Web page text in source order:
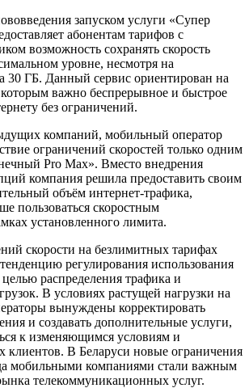
запуском услуги «Супер
абонентам тарифов с
возможность сохранять скорость
уровне, несмотря на
30 ГБ. Данный сервис ориентирован на
которым важно беспрерывное и быстрое
без ограничений.
компаний, мобильный оператор
ограничений скоростей только одним
Pro Max». Вместо внедрения
компания решила предоставить своим
объём интернет-трафика,
пользоваться скоростным
установленного лимита.
скорости на безлимитных тарифах
регулирования использования
целью распределения трафика и
В условиях растущей нагрузки на
вынуждены корректировать
и создавать дополнительные услуги,
к изменяющимся условиям и
клиентов. В Беларуси новые ограничения
мобильными компаниями стали важным
телекоммуникационных услуг.